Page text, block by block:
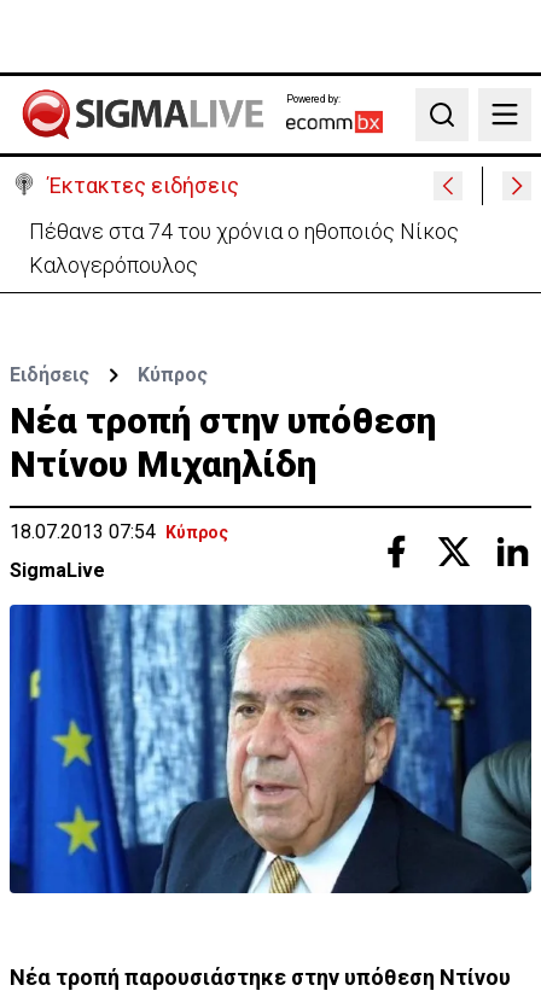
Powered by:
Search
Έκτακτες ειδήσεις
Πέθανε στα 74 του χρόνια ο ηθοποιός Νίκος
Καλογερόπουλος
Ειδήσεις Κύπρος
Νέα τροπή στην υπόθεση
Ντίνου Μιχαηλίδη
18.07.2013 07:54 Κύπρος
SigmaLive
Νέα τροπή παρουσιάστηκε στην υπόθεση Ντίνου